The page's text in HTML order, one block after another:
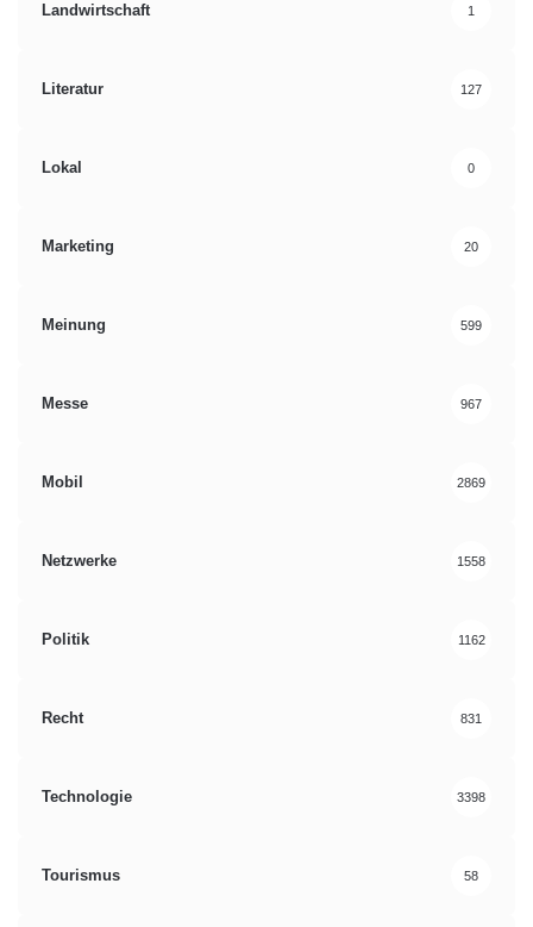
Landwirtschaft 1
Literatur 127
Lokal 0
Marketing 20
Meinung 599
Messe 967
Mobil 2869
Netzwerke 1558
Politik 1162
Recht 831
Technologie 3398
Tourismus 58